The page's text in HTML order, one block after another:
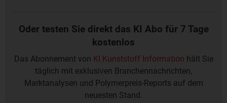
Oder testen Sie direkt das KI Abo für 7 Tage
kostenlos
Das Abonnement von KI Kunststoff Information hält Sie
täglich mit exklusiven Branchennachrichten,
Marktanalysen und Polymerpreis-Reports auf dem
neuesten Stand.